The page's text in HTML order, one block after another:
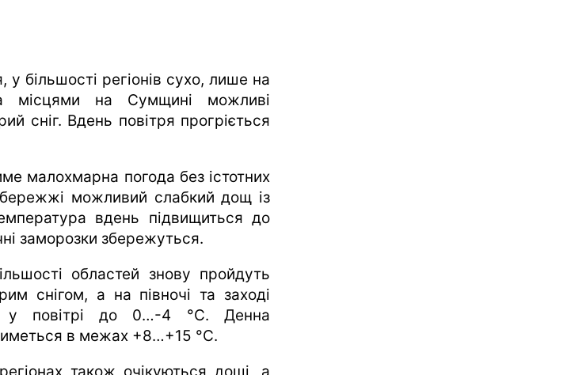
у більшості регіонів сухо, лише на
місцями на Сумщині можливі
сніг. Вдень повітря прогріється
малохмарна погода без істотних
можливий слабкий дощ із
вдень підвищиться до
заморозки збережуться.
областей знову пройдуть
снігом, а на півночі та заході
у повітрі до 0…-4 °C. Денна
в межах +8…+15 °C.